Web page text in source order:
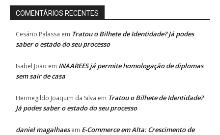
COMENTÁRIOS RECENTES
Cesário Palassa em Tratou o Bilhete de Identidade? Já podes
saber o estado do seu processo
Isabel João em INAAREES já permite homologação de diplomas
sem sair de casa
Hermegildo Joaquim da Silva em Tratou o Bilhete de Identidade?
Já podes saber o estado do seu processo
daniel magalhaesem E-Commerce em Alta: Crescimento de